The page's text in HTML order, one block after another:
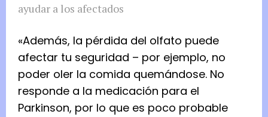
ayudar a los afectados
«Además, la pérdida del olfato puede
afectar tu seguridad – por ejemplo, no
poder oler la comida quemándose. No
responde a la medicación para el
Parkinson, por lo que es poco probable